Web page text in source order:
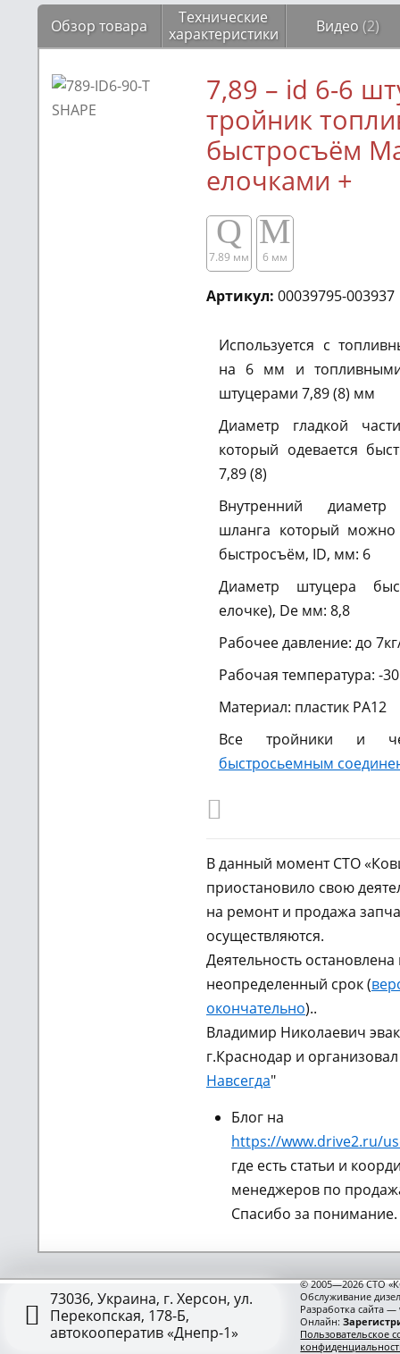
Обзор товара
Технические
характеристики
Видео(2)
7,89 – id 6-6
тройник
быстросъём
елочками +
Q
7.89 мм
M
6 мм
Артикул: 00039795-003937
Используется с
на 6 мм и
штуцерами 7,89 (8) мм
Диаметр гладкой
который одевается
7,89 (8)
Внутренний диаметр
шланга который можно
быстросъём, ID, мм: 6
Диаметр штуцера
елочке), De мм: 8,8
Рабочее давление: до
Рабочая температура: -
Материал: пластик PA12
Все тройники и
быстросьемным
В данный момент СТО
приостановило свою
на ремонт и продажа
осуществляются.
Деятельность остановлена
неопределенный срок (
окончательно)..
Владимир Николаевич
г.Краснодар и
Навсегда"
Блог на
https://www.drive2.ru/
где есть статьи и
менеджеров по
Спасибо за понимание.
73036, Украина, г. Херсон, ул.
Перекопская, 178-Б,
автокооператив «Днепр-1»
© 2005—2026 СТО
Обслуживание
Разработка сайта
Онлайн:
Пользовательское